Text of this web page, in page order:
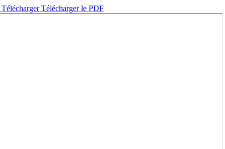
TéléchargerTélécharger le PDF